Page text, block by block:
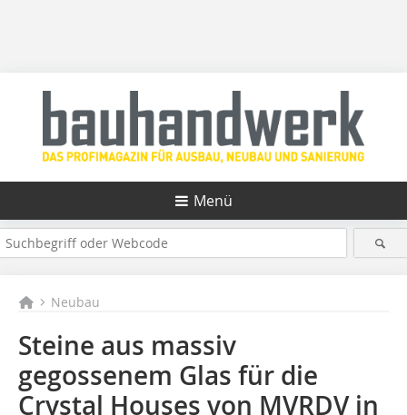
Menü
Neubau
Steine aus massiv
gegossenem Glas für die
Crystal Houses von MVRDV in